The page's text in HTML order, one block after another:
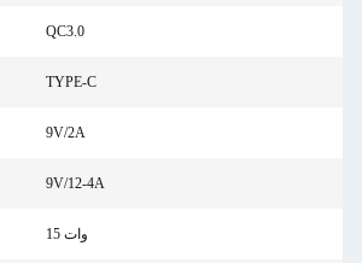
QC3.0
TYPE-C
9V/2A
9V/12-4A
15 وات